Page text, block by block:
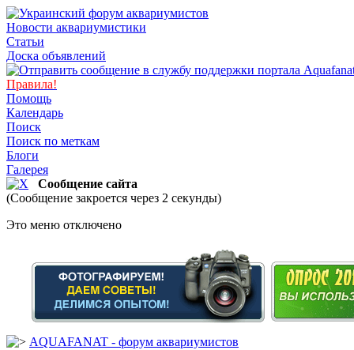
Новости аквариумистики
Статьи
Доска объявлений
Правила!
Помощь
Календарь
Поиск
Поиск по меткам
Блоги
Галерея
Сообщение сайта
(Сообщение закроется через 2 секунды)
Это меню отключено
AQUAFANAT - форум аквариумистов